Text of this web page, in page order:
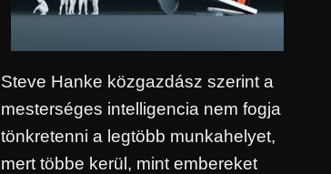
Steve Hanke közgazdász szerint a
mesterséges intelligencia nem fogja
tönkretenni a legtöbb munkahelyet,
mert többe kerül, mint embereket